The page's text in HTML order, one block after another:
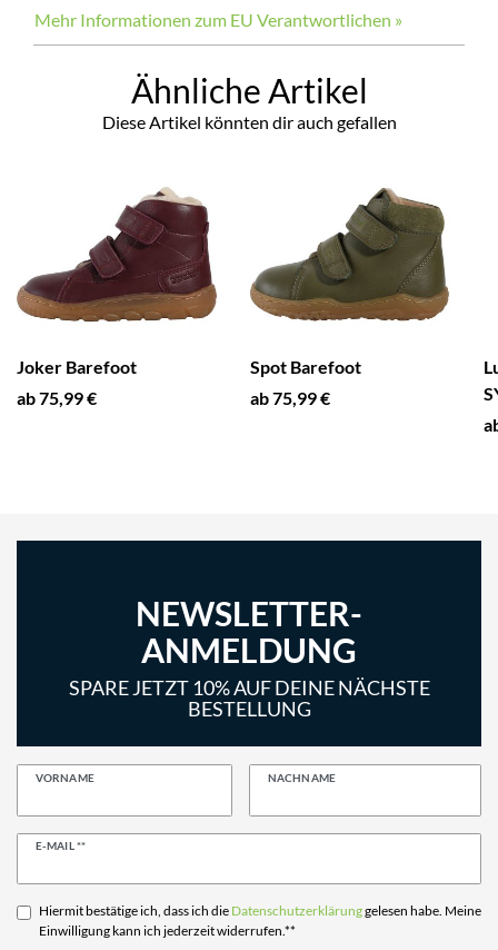
Mehr Informationen zum EU Verantwortlichen »
Ähnliche Artikel
Diese Artikel könnten dir auch gefallen
Joker Barefoot
ab 75,99 €
Spot Barefoot
ab 75,99 €
NEWSLETTER-
ANMELDUNG
SPARE JETZT 10% AUF DEINE NÄCHSTE
BESTELLUNG
VORNAME NACHNAME
E-MAIL **
Newsletter
Hiermit bestätige ich, dass ich die Daten­schutz­erklärunggelesen habe. Meine
Einwilligung kann ich jederzeit widerrufen.**